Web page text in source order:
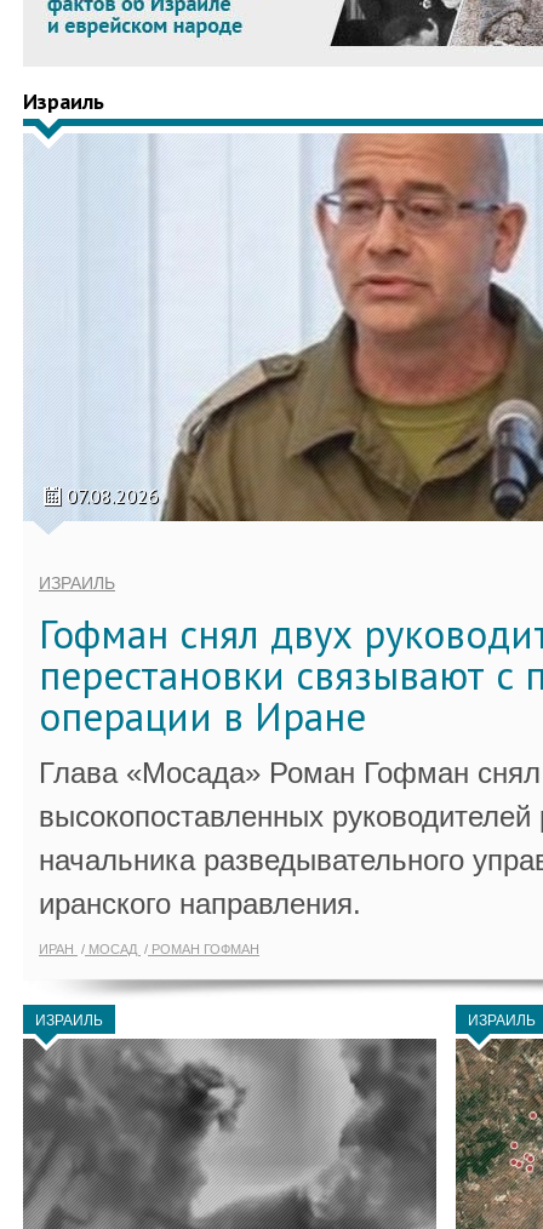
Израиль
07.08.2026
ИЗРАИЛЬ
Гофман снял двух
перестановки связывают с
операции в Иране
Глава «Мосада» Роман Гофман снял
высокопоставленных
начальника разведывательного
иранского направления.
ИРАН МОСАД РОМАН ГОФМАН
ИЗРАИЛЬ ИЗРАИЛЬ